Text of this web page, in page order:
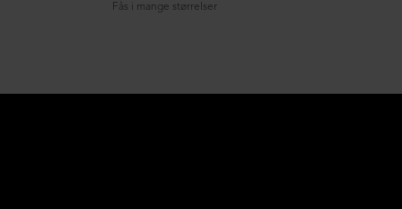
Fås i mange størrelser